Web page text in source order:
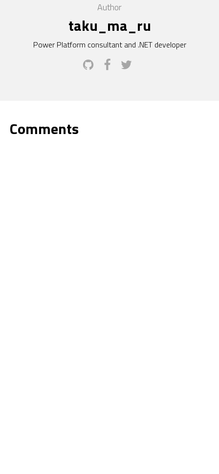
Author
taku_ma_ru
Power Platform consultant and .NET developer
Comments